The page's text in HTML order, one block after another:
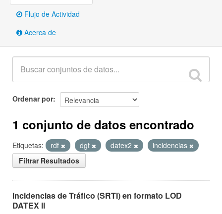
Flujo de Actividad
Acerca de
Ordenar por
1 conjunto de datos encontrado
Etiquetas: rdf dgt datex2
incidencias
Filtrar Resultados
Incidencias de Tráfico (SRTI) en formato LOD
DATEX II